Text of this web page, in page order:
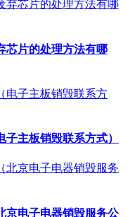
芯片的处理方法有哪
主板销毁联系方式）
京电子电器销毁服务公